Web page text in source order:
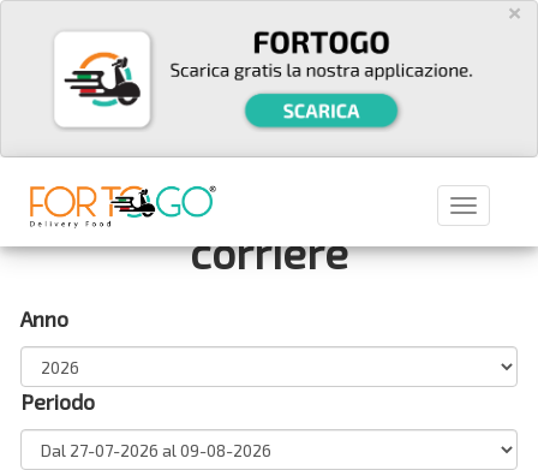
×
Toggle
Report sessioni
corriere
Anno
Periodo